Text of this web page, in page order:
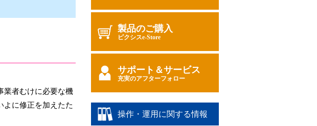
業者むけに必要な機
よに修正を加えたた
製品のご購入
ピクシスe-Store
サポート＆サービス
充実のアフターフォロー
操作・運用に関する情報